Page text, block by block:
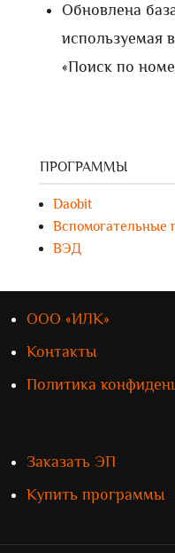
Обновлена
используемая
«Поиск по
ПРОГРАММЫ
Daobit
Вспомогательные
ВЭД
ООО «ИЛК»
Контакты
Политика
Заказать ЭП
Купить программы